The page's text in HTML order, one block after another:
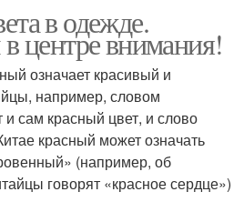
в одежде.
центре внимания!
означает красивый и
например, словом
сам красный цвет, и слово
красный может означать
(например, об
говорят «красное сердце»)